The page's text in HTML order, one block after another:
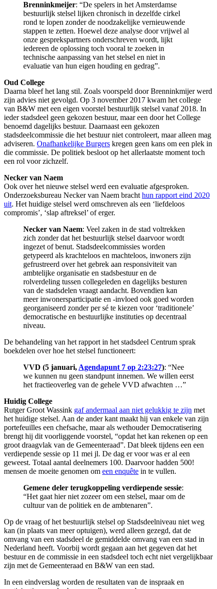
Brenninkmeijer: “De spelers in het Amsterdamse
bestuurlijk stelsel lijken chronisch in dezelfde cirkel
rond te lopen zonder de noodzakelijke vernieuwende
stappen te zetten. Hoewel deze analyse door vrijwel al
onze gesprekspartners onderschreven wordt, lijkt
iedereen de oplossing toch vooral te zoeken in
technische aanpassing van het stelsel en niet in
evaluatie van hun eigen houding en gedrag”.
Oud College
Daarna bleef het lang stil. Zoals voorspeld door Brenninkmijer werd
zijn advies niet gevolgd. Op 3 november 2017 kwam het college
van B&W met een eigen voorstel bestuurlijk stelsel vanaf 2018. In
ieder stadsdeel geen gekozen bestuur, maar een door het College
benoemd dagelijks bestuur. Daarnaast een gekozen
stadsdeelcommissie die het bestuur niet controleert, maar alleen mag
adviseren. Onafhankelijke Burgers kregen geen kans om een plek in
die commissie. De politiek besloot op het allerlaatste moment toch
een rol voor zichzelf.
Necker van Naem
Ook over het nieuwe stelsel werd een evaluatie afgesproken.
Onderzoeksbureau Necker van Naem bracht hun rapport eind 2020
uit. Het huidige stelsel werd omschreven als een ‘liefdeloos
compromis’, ‘slap aftreksel’ of erger.
Necker van Naem: Veel zaken in de stad voltrekken
zich zonder dat het bestuurlijk stelsel daarvoor wordt
ingezet of benut. Stadsdeelcommissies worden
getypeerd als krachteloos en machteloos, inwoners zijn
gefrustreerd over het gebrek aan responsiviteit van
ambtelijke organisatie en stadsbestuur en de
rolverdeling tussen collegeleden en dagelijks besturen
van de stadsdelen vraagt aandacht. Bovendien kan
meer inwonersparticipatie en -invloed ook goed worden
georganiseerd zonder per sé te kiezen voor ‘traditionele’
democratische en bestuurlijke instituties op decentraal
niveau.
De behandeling van het rapport in het stadsdeel Centrum sprak
boekdelen over hoe het stelsel functioneert:
VVD (5 januari, Agendapunt 7 op 2:23:27): “Nee
we kunnen nu geen standpunt innemen. We willen eerst
het fractieoverleg van de gehele VVD afwachten …”
Huidig College
Rutger Groot Wassink gaf andermaal aan niet gelukkig te zijn met
het huidige stelsel. Aan de ander kant maakt hij van enkele van zijn
portefeuilles een chefsache, maar als wethouder Democratisering
brengt hij dit voorliggende voorstel, “opdat het kan rekenen op een
groot draagvlak van de Gemeenteraad”. Dat bleek tijdens een een
verdiepende sessie op 11 mei jl. De dag er voor was er al een
geweest. Totaal aantal deelnemers 100. Daarvoor hadden 500!
mensen de moeite genomen om een enquête in te vullen.
Gemene deler terugkoppeling verdiepende sessie:
“Het gaat hier niet zozeer om een stelsel, maar om de
cultuur van de politiek en de ambtenaren”.
Op de vraag of het bestuurlijk stelsel op Stadsdeelniveau niet weg
kan (in plaats van meer optuigen), werd alleen gezegd, dat de
omvang van een stadsdeel de gemiddelde omvang van een stad in
Nederland heeft. Voorbij wordt gegaan aan het gegeven dat het
bestuur en de commissie in een stadsdeel toch echt niet vergelijkbaar
zijn met de Gemeenteraad en B&W van een stad.
In een eindverslag worden de resultaten van de inspraak en